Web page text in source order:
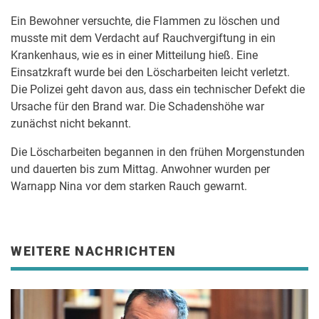
Ein Bewohner versuchte, die Flammen zu löschen und
musste mit dem Verdacht auf Rauchvergiftung in ein
Krankenhaus, wie es in einer Mitteilung hieß. Eine
Einsatzkraft wurde bei den Löscharbeiten leicht verletzt.
Die Polizei geht davon aus, dass ein technischer Defekt die
Ursache für den Brand war. Die Schadenshöhe war
zunächst nicht bekannt.
Die Löscharbeiten begannen in den frühen Morgenstunden
und dauerten bis zum Mittag. Anwohner wurden per
Warnapp Nina vor dem starken Rauch gewarnt.
WEITERE NACHRICHTEN